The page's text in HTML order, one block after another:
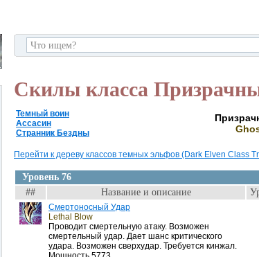
Скилы класса
Темный воин
Ассасин
Странник Бездны
Перейти к дереву классов темных эльфов (Dark Elven Class
Уровень 76
##
Название и описание
Смертоносный Удар
Lethal Blow
Проводит смертельную атаку. Возможен
смертельный удар. Дает шанс критического
удара. Возможен сверхудар. Требуется кинжал.